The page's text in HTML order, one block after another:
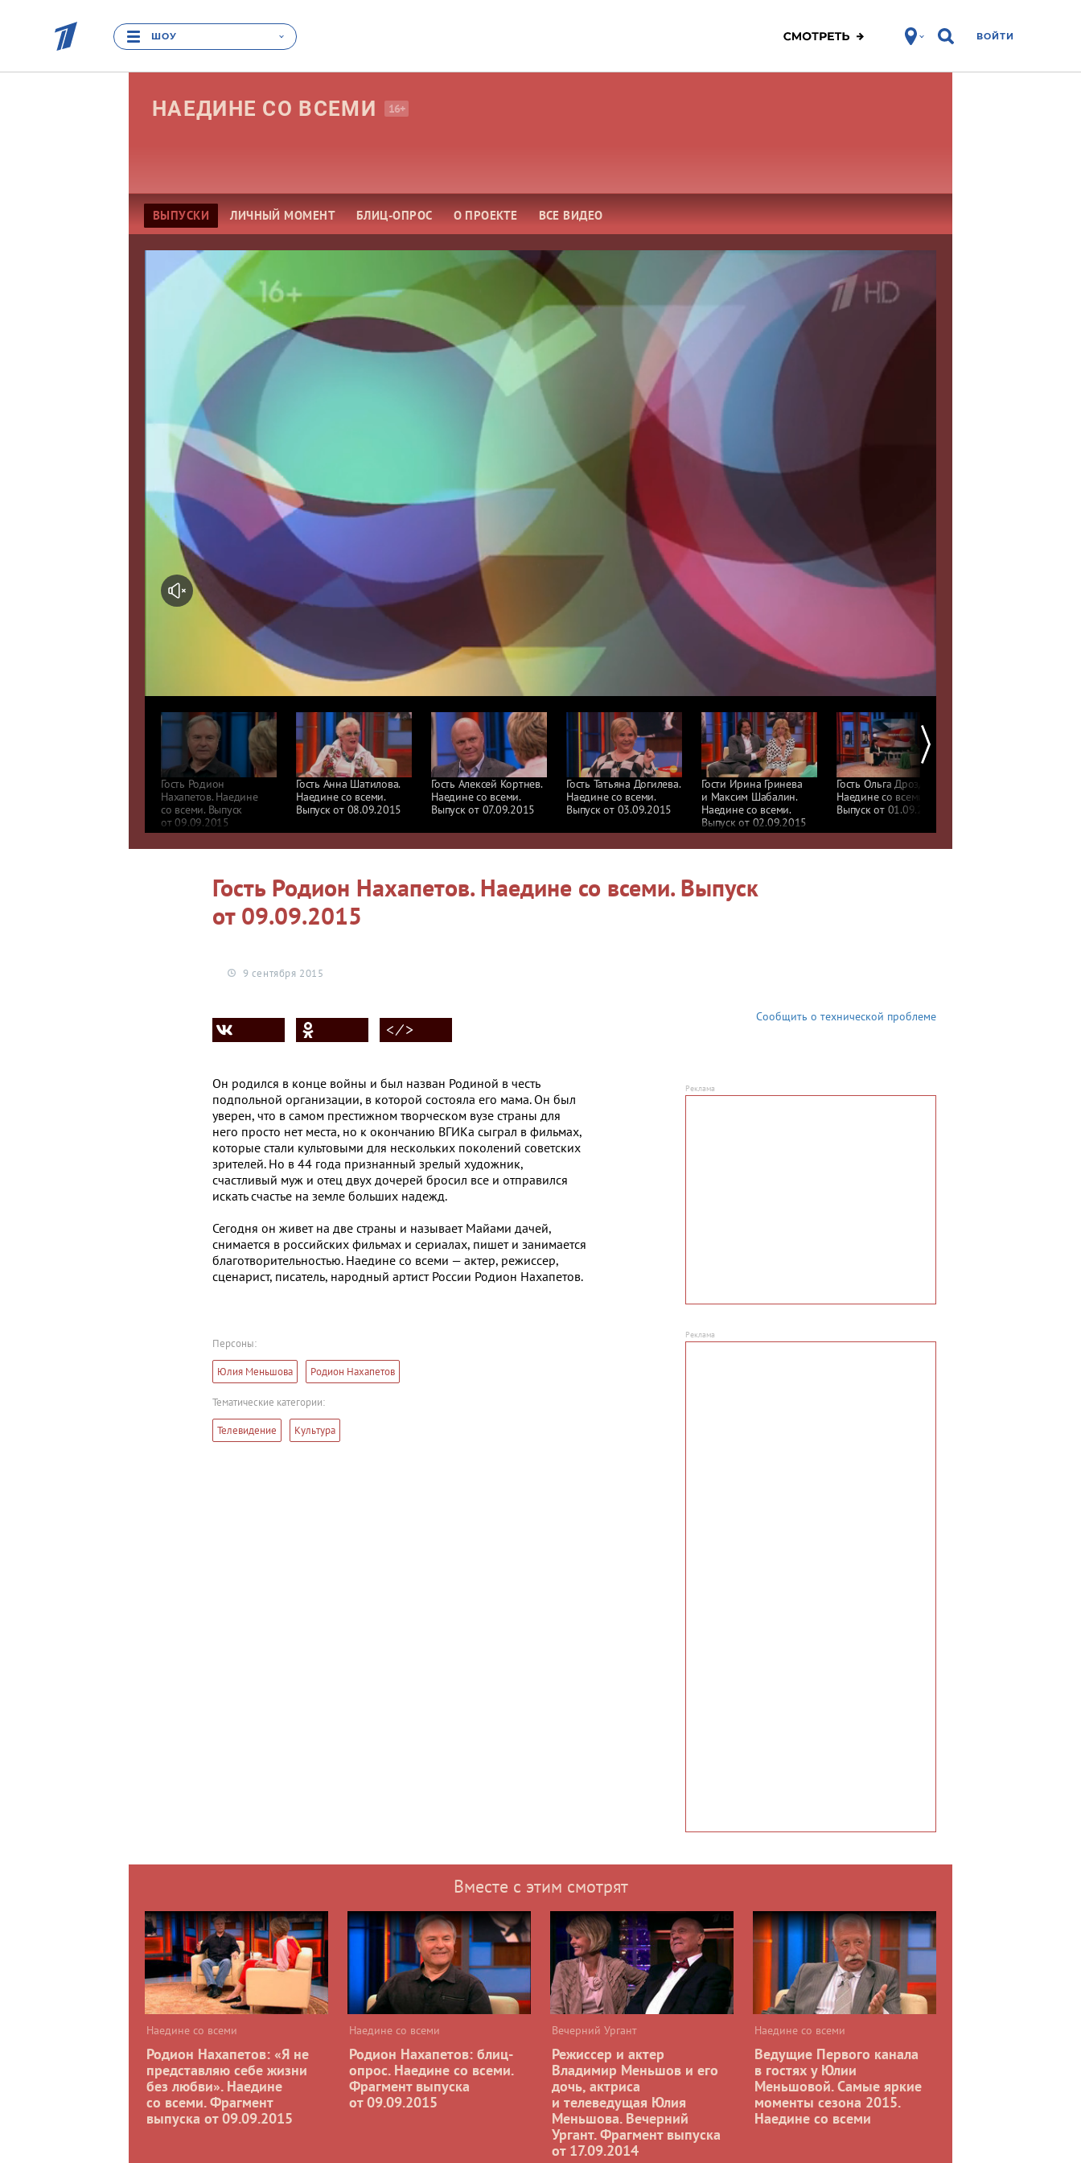
ШОУ ВОЙТИ
НАЕДИНЕ СО ВСЕМИ 16+
ВЫПУСКИ ЛИЧНЫЙ МОМЕНТ БЛИЦ-ОПРОС О ПРОЕКТЕ ВСЕ ВИДЕО
Гость Родион
Нахапетов. Наедине
со всеми. Выпуск
от 09.09.2015
Гость Анна Шатилова.
Наедине со всеми.
Выпуск от 08.09.2015
Гость Алексей Кортнев.
Наедине со всеми.
Выпуск от 07.09.2015
Гость Татьяна Догилева.
Наедине со всеми.
Выпуск от 03.09.2015
Гости Ирина Гринeва
и Максим Шабалин.
Наедине со всеми.
Выпуск от 02.09.2015
Гость Ольга Дроздова.
Наедине со всеми.
Выпуск от 01.09.2015
Гость Родион Нахапетов. Наедине со всеми. Выпуск
от 09.09.2015
9 сентября 2015
< ⁄ >
Сообщить о технической проблеме
Он родился в конце войны и был назван Родиной в честь
подпольной организации, в которой состояла его мама. Он был
уверен, что в самом престижном творческом вузе страны для
него просто нет места, но к окончанию ВГИКа сыграл в фильмах,
которые стали культовыми для нескольких поколений советских
зрителей. Но в 44 года признанный зрелый художник,
счастливый муж и отец двух дочерей бросил все и отправился
искать счастье на земле больших надежд.
Сегодня он живет на две страны и называет Майами дачей,
снимается в российских фильмах и сериалах, пишет и занимается
благотворительностью. Наедине со всеми — актер, режиссер,
сценарист, писатель, народный артист России Родион Нахапетов.
Персоны:
Юлия Меньшова Родион Нахапетов
Тематические категории:
Телевидение Культура
Вместе с этим смотрят
Наедине со всеми
Родион Нахапетов: «Я не
представляю себе жизни
без любви». Наедине
со всеми. Фрагмент
выпуска от 09.09.2015
Наедине со всеми
Родион Нахапетов: блиц-
опрос. Наедине со всеми.
Фрагмент выпуска
от 09.09.2015
Вечерний Ургант
Режиссер и актер
Владимир Меньшов и его
дочь, актриса
и телеведущая Юлия
Меньшова. Вечерний
Ургант. Фрагмент выпуска
от 17.09.2014
Наедине со всеми
Ведущие Первого канала
в гостях у Юлии
Меньшовой. Самые яркие
моменты сезона 2015.
Наедине со всеми